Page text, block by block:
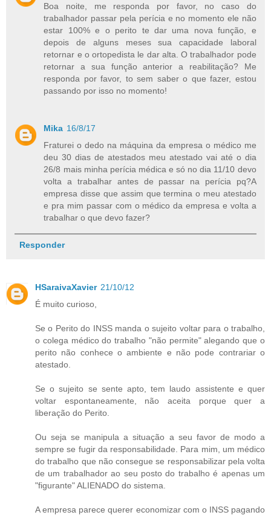
Boa noite, me responda por favor, no caso do
trabalhador passar pela perícia e no momento ele não
estar 100% e o perito te dar uma nova função, e
depois de alguns meses sua capacidade laboral
retornar e o ortopedista le dar alta. O trabalhador pode
retornar a sua função anterior a reabilitação? Me
responda por favor, to sem saber o que fazer, estou
passando por isso no momento!
Mika 16/8/17
Fraturei o dedo na máquina da empresa o médico me
deu 30 dias de atestados meu atestado vai até o dia
26/8 mais minha perícia médica e só no dia 11/10 devo
volta a trabalhar antes de passar na perícia pq?A
empresa disse que assim que termina o meu atestado
e pra mim passar com o médico da empresa e volta a
trabalhar o que devo fazer?
Responder
HSaraivaXavier 21/10/12
É muito curioso,
Se o Perito do INSS manda o sujeito voltar para o trabalho,
o colega médico do trabalho "não permite" alegando que o
perito não conhece o ambiente e não pode contrariar o
atestado.
Se o sujeito se sente apto, tem laudo assistente e quer
voltar espontaneamente, não aceita porque quer a
liberação do Perito.
Ou seja se manipula a situação a seu favor de modo a
sempre se fugir da responsabilidade. Para mim, um médico
do trabalho que não consegue se responsabilizar pela volta
de um trabalhador ao seu posto do trabalho é apenas um
"figurante" ALIENADO do sistema.
A empresa parece querer economizar com o INSS pagando